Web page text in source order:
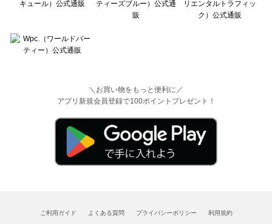
＼お買い物をもっと便利に／
アプリ新規会員登録で100ポイントプレゼント！
ご利用ガイド よくある質問 プライバシーポリシー 利用規約